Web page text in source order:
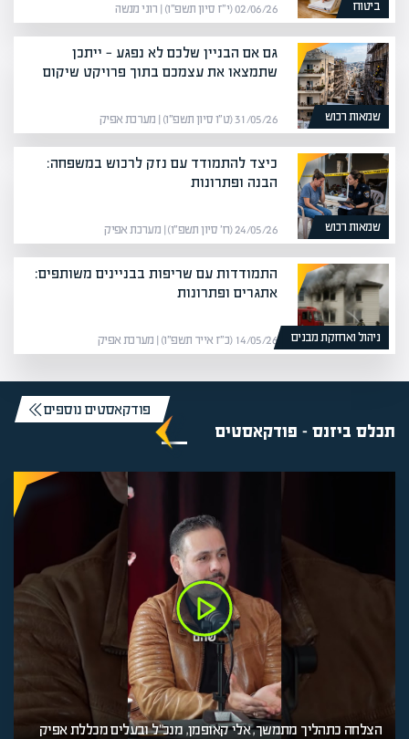
ביטוח 02/06/26 (י״ז סיון תשפ״ו) | רוני מנשה
שמאות רכוש
גם אם הבניין שלכם לא נפגע — ייתכן
שתמצאו את עצמכם בתוך פרויקט שיקום
31/05/26 (ט״ו סיון תשפ״ו) | מערכת אפיק
שמאות רכוש
כיצד להתמודד עם נזק לרכוש במשפחה:
הבנה ופתרונות
24/05/26 (ח׳ סיון תשפ״ו) | מערכת אפיק
ניהול ואחזקת מבנים
התמודדות עם שריפות בבניינים משותפים:
אתגרים ופתרונות
14/05/26 (כ״ז אייר תשפ״ו) | מערכת אפיק
תכלס ביזנס - פודקאסטים
פודקאסטים נוספים
הצלחה כתהליך מתמשך, אלי קאופמן, מנכ"ל ובעלים מכללת אפיק